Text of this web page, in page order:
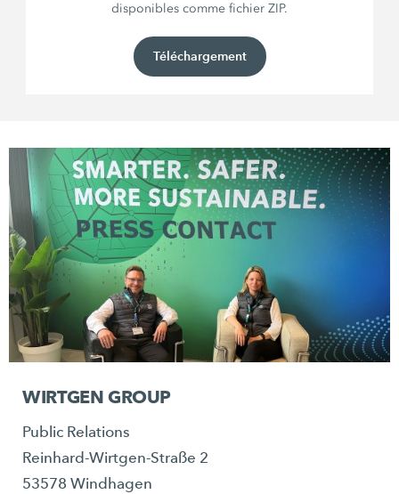
disponibles comme fichier ZIP.
Téléchargement
WIRTGEN GROUP
Public Relations
Reinhard-Wirtgen-Straße 2
53578 Windhagen